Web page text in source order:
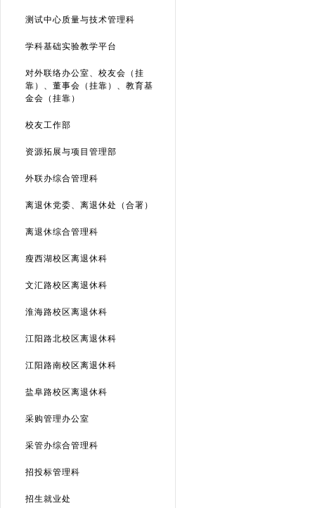
测试中心质量与技术管理科
学科基础实验教学平台
对外联络办公室、校友会（挂
靠）、董事会（挂靠）、教育基
金会（挂靠）
校友工作部
资源拓展与项目管理部
外联办综合管理科
离退休党委、离退休处（合署）
离退休综合管理科
瘦西湖校区离退休科
文汇路校区离退休科
淮海路校区离退休科
江阳路北校区离退休科
江阳路南校区离退休科
盐阜路校区离退休科
采购管理办公室
采管办综合管理科
招投标管理科
招生就业处